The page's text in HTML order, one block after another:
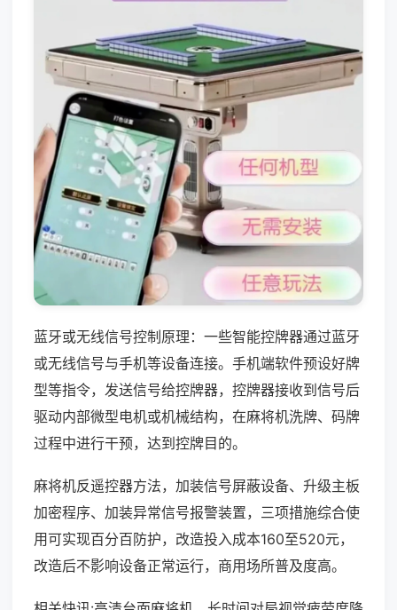
蓝牙或无线信号控制原理：一些智能控牌器通过蓝牙
或无线信号与手机等设备连接。手机端软件预设好牌
型等指令，发送信号给控牌器，控牌器接收到信号后
驱动内部微型电机或机械结构，在麻将机洗牌、码牌
过程中进行干预，达到控牌目的。
麻将机反遥控器方法，加装信号屏蔽设备、升级主板
加密程序、加装异常信号报警装置，三项措施综合使
用可实现百分百防护，改造投入成本160至520元，
改造后不影响设备正常运行，商用场所普及度高。